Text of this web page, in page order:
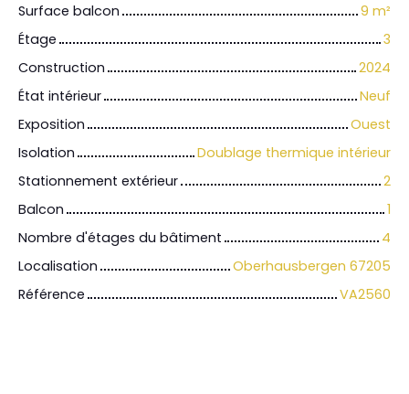
Surface balcon
9 m²
Étage
3
Construction
2024
État intérieur
Neuf
Exposition
Ouest
Isolation
Doublage thermique intérieur
Stationnement extérieur
2
Balcon
1
Nombre d'étages du bâtiment
4
Localisation
Oberhausbergen 67205
Référence
VA2560